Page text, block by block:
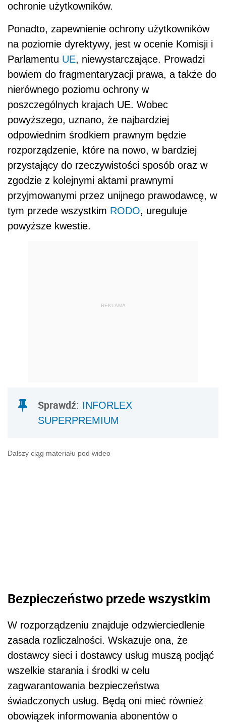
ochronie użytkowników.
Ponadto, zapewnienie ochrony użytkowników
na poziomie dyrektywy, jest w ocenie Komisji i
Parlamentu UE, niewystarczające. Prowadzi
bowiem do fragmentaryzacji prawa, a także do
nierównego poziomu ochrony w
poszczególnych krajach UE. Wobec
powyższego, uznano, że najbardziej
odpowiednim środkiem prawnym będzie
rozporządzenie, które na nowo, w bardziej
przystający do rzeczywistości sposób oraz w
zgodzie z kolejnymi aktami prawnymi
przyjmowanymi przez unijnego prawodawcę, w
tym przede wszystkim RODO, ureguluje
powyższe kwestie.
REKLAMA
Sprawdź: INFORLEX
SUPERPREMIUM
Dalszy ciąg materiału pod wideo
Bezpieczeństwo przede wszystkim
W rozporządzeniu znajduje odzwierciedlenie
zasada rozliczalności. Wskazuje ona, że
dostawcy sieci i dostawcy usług muszą podjąć
wszelkie starania i środki w celu
zagwarantowania bezpieczeństwa
świadczonych usług. Będą oni mieć również
obowiązek informowania abonentów o